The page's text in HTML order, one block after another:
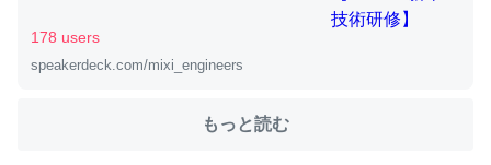
とかSpotifyを支払う孝行もできる。一生で親と会える残
178 users
speakerdeck.com/mixi_engineers
もっと読む